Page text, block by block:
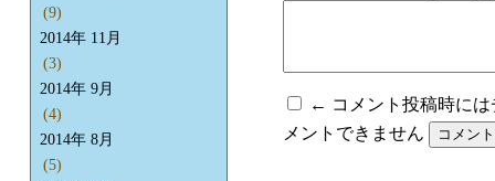
← コメント投稿時に
メントできません
(9)
2014年 11月
(3)
2014年 9月
(4)
2014年 8月
(5)